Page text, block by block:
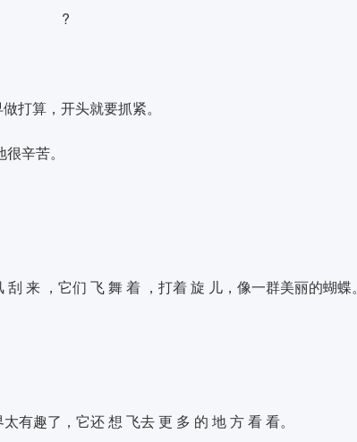
?
打算，开头就要抓紧。
辛苦。
来 ， 它们 飞 舞 着 ，打着 旋 儿 ，像一群美丽的蝴蝶。
有趣了，它还 想 飞去 更 多 的 地 方 看 看。